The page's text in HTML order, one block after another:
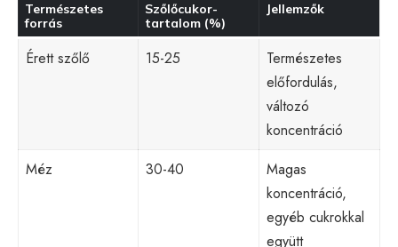
Természetes
forrás
Szőlőcukor-
tartalom (%)
Jellemzők
Érett szőlő 15-25
Természetes
előfordulás,
változó
koncentráció
Méz
30-40
Magas
koncentráció,
egyéb cukrokkal
együtt